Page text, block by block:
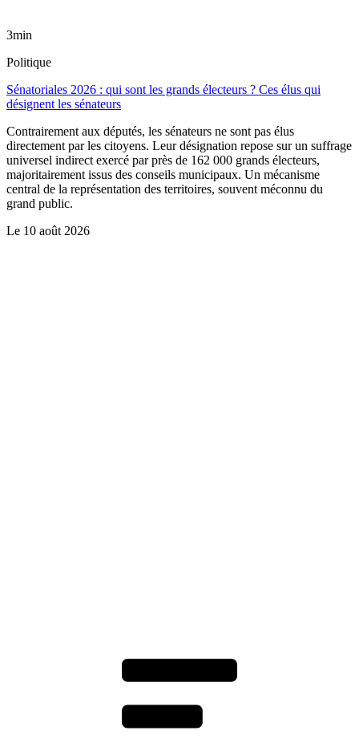
3min
Politique
Sénatoriales 2026 : qui sont les grands électeurs ? Ces élus qui
désignent les sénateurs
Contrairement aux députés, les sénateurs ne sont pas élus
directement par les citoyens. Leur désignation repose sur un suffrage
universel indirect exercé par près de 162 000 grands électeurs,
majoritairement issus des conseils municipaux. Un mécanisme
central de la représentation des territoires, souvent méconnu du
grand public.
Le 10 août 2026